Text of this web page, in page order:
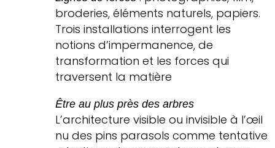
broderies, éléments naturels, papiers.
Trois installations interrogent les
notions d’impermanence, de
transformation et les forces qui
traversent la matière
Être au plus près des arbres
L’architecture visible ou invisible à l’œil
nu des pins parasols comme tentative